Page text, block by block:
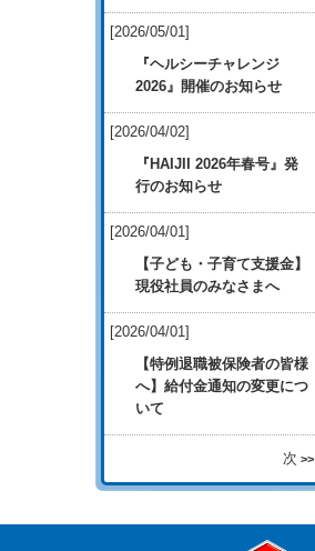
[2026/05/01]
『ヘルシーチャレンジ
2026』開催のお知らせ
[2026/04/02]
『HAIJII 2026年春号』発
行のお知らせ
[2026/04/01]
【子ども・子育て支援金】
現役社員のみなさまへ
[2026/04/01]
【特例退職被保険者の皆様
へ】給付金通知の変更につ
いて
次 >>